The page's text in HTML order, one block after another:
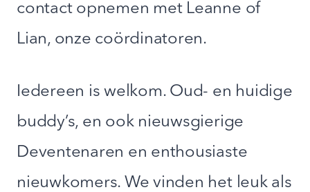
contact opnemen met Leanne of
Lian, onze coördinatoren.
Iedereen is welkom. Oud- en huidige
buddy’s, en ook nieuwsgierige
Deventenaren en enthousiaste
nieuwkomers. We vinden het leuk als